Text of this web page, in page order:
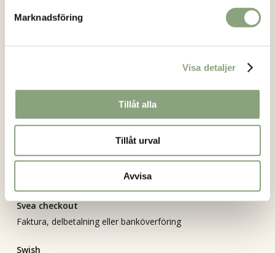
Marknadsföring
Visa detaljer
Tillåt alla
Tillåt urval
Avvisa
Mitt konto
Returformulär
Svea checkout
Faktura, delbetalning eller banköverföring
Swish